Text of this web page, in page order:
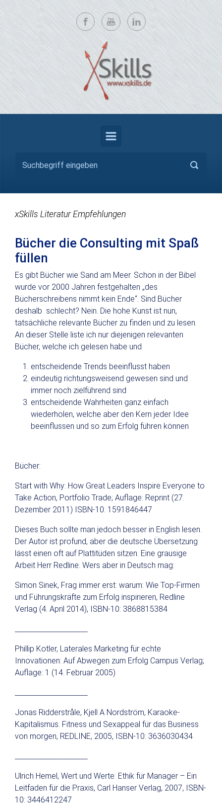
Zum Hauptinhalt springen
xSkills Literatur Empfehlungen
Bücher die Consulting mit Spaß
füllen
Es gibt Bücher wie Sand am Meer. Schon in der Bibel
wurde vor 2000 Jahren festgehalten „des
Bücherschreibens nimmt kein Ende“. Sind Bücher
deshalb schlecht? Nein. Die hohe Kunst ist nun,
tatsächliche relevante Bücher zu finden und zu lesen.
An dieser Stelle liste ich nur diejenigen relevanten
Bücher, welche ich gelesen habe und
entscheidende Trends beeinflusst haben
eindeutig richtungsweisend gewesen sind und
immer noch zielführend sind
entscheidende Wahrheiten ganz einfach
wiederholen, welche aber den Kern jeder Idee
beeinflussen und so zum Erfolg führen können
Bücher:
Start with Why: How Great Leaders Inspire Everyone to
Take Action, Portfolio Trade; Auflage: Reprint (27.
Dezember 2011) ISBN-10: 1591846447
Dieses Buch sollte man jedoch besser in English lesen.
Der Autor ist profund, aber die deutsche Übersetzung
lässt einen oft auf Plattitüden sitzen. Eine grausige
Arbeit Herr Redline. Wers aber in Deutsch mag:
Simon Sinek, Frag immer erst: warum: Wie Top-Firmen
und Führungskräfte zum Erfolg inspirieren, Redline
Verlag (4. April 2014), ISBN-10: 3868815384
Phillip Kotler, Laterales Marketing für echte
Innovationen: Auf Abwegen zum Erfolg Campus Verlag;
Auflage: 1 (14. Februar 2005)
Jonas Ridderstråle, Kjell A Nordström, Karaoke-
Kapitalismus. Fitness und Sexappeal für das Business
von morgen, REDLINE, 2005, ISBN-10: 3636030434
Ulrich Hemel, Wert und Werte: Ethik für Manager – Ein
Leitfaden für die Praxis, Carl Hanser Verlag, 2007, ISBN-
10: 3446412247